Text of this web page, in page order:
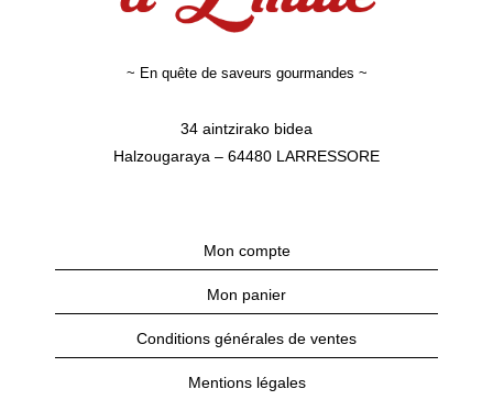
~ En quête de saveurs gourmandes ~
34 aintzirako bidea
Halzougaraya – 64480 LARRESSORE
Mon compte
Mon panier
Conditions générales de ventes
Mentions légales